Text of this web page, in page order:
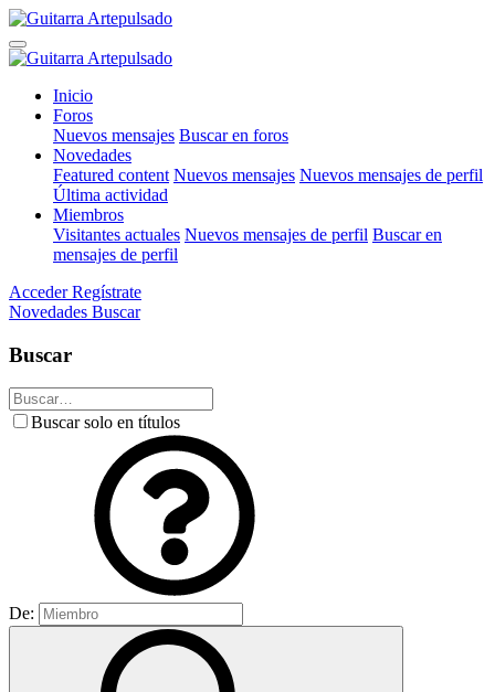
Inicio
Foros
Nuevos mensajes Buscar en foros
Novedades
Featured content Nuevos mensajes Nuevos mensajes de perfil
Última actividad
Miembros
Visitantes actuales Nuevos mensajes de perfil Buscar en
mensajes de perfil
Acceder Regístrate
Novedades Buscar
Buscar
Buscar solo en títulos
De: